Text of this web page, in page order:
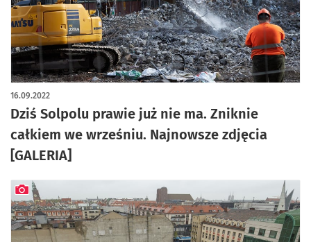
Dziś Solpolu prawie już nie ma. Zniknie
całkiem we wrześniu. Najnowsze zdjęcia
[GALERIA]
16.09.2022
artykuł z galerią zdjęć